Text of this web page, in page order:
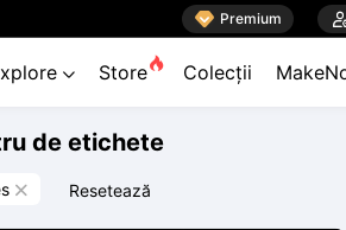
 Premium
 Store Colecții
de etichete
 Resetează